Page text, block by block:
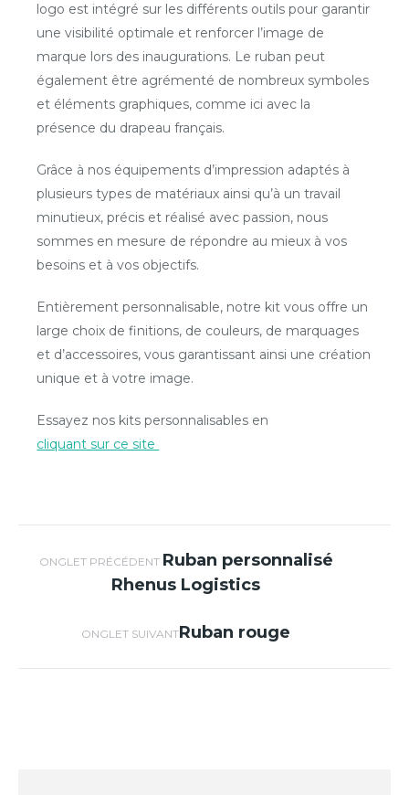
logo est intégré sur les différents outils pour garantir
une visibilité optimale et renforcer l’image de
marque lors des inaugurations. Le ruban peut
également être agrémenté de nombreux symboles
et éléments graphiques, comme ici avec la
présence du drapeau français.
Grâce à nos équipements d’impression adaptés à
plusieurs types de matériaux ainsi qu’à un travail
minutieux, précis et réalisé avec passion, nous
sommes en mesure de répondre au mieux à vos
besoins et à vos objectifs.
Entièrement personnalisable, notre kit vous offre un
large choix de finitions, de couleurs, de marquages
et d’accessoires, vous garantissant ainsi une création
unique et à votre image.
Essayez nos kits personnalisables en
cliquant sur ce site
Navigation de
commentaire
ONGLET PRÉCÉDENT Onglet
précédent
Ruban personnalisé
Rhenus Logistics
ONGLET SUIVANT Projets
Ruban rouge